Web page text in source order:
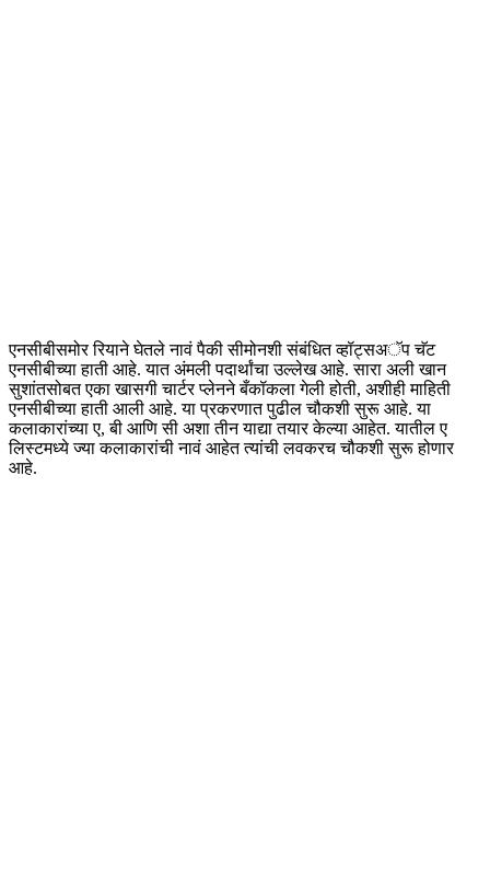
एनसीबीसमोर रियाने घेतले नावं पैकी सीमोनशी संबंधित व्हॉट्सअॅप चॅट
एनसीबीच्या हाती आहे. यात अंमली पदार्थांचा उल्लेख आहे. सारा अली खान
सुशांतसोबत एका खासगी चार्टर प्लेनने बँकॉकला गेली होती, अशीही माहिती
एनसीबीच्या हाती आली आहे. या प्रकरणात पुढील चौकशी सुरू आहे. या
कलाकारांच्या ए, बी आणि सी अशा तीन याद्या तयार केल्या आहेत. यातील ए
लिस्टमध्ये ज्या कलाकारांची नावं आहेत त्यांची लवकरच चौकशी सुरू होणार
आहे.